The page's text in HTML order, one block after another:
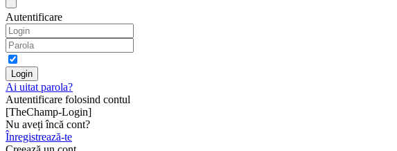
Autentificare
Ai uitat parola?
Autentificare folosind contul
[TheChamp-Login]
Nu aveți încă cont?
Înregistrează-te